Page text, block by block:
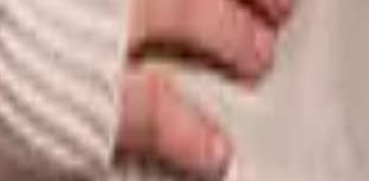
Handverlesene